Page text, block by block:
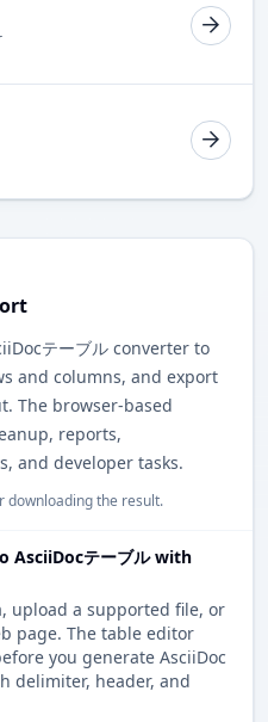
テーブル converter to
and columns, and export
The browser-based
reports,
and developer tasks.
downloading the result.
AsciiDocテーブル with
upload a supported file, or
page. The table editor
you generate AsciiDoc
delimiter, header, and